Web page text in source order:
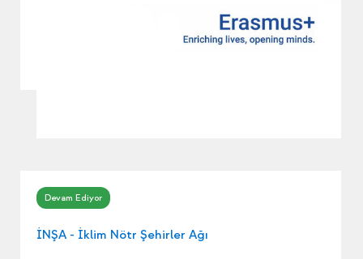
İNŞA - İklim Nötr Şehirler Ağı